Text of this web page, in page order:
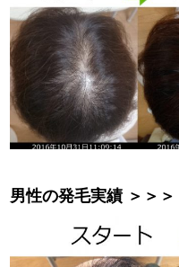
男性の発毛実績 ＞＞＞